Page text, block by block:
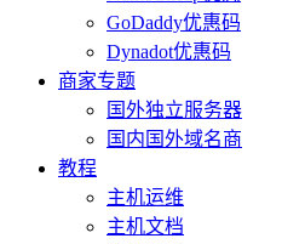
GoDaddy优惠码
Dynadot优惠码
商家专题
国外独立服务器
国内国外域名商
教程
主机运维
主机文档